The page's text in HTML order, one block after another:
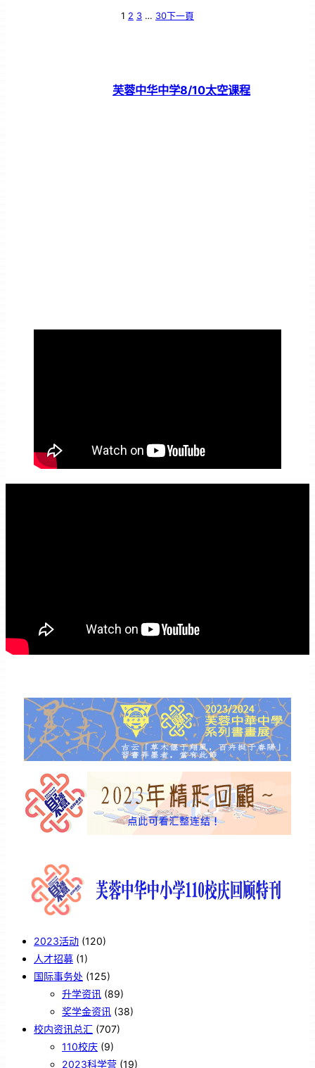
1 2 3 … 30下一頁
芙蓉中华中学8/10太空课程
2023活动 (120)
人才招募 (1)
国际事务处 (125)
升学资讯 (89)
奖学金资讯 (38)
校内资讯总汇 (707)
110校庆 (9)
2023科学营 (19)